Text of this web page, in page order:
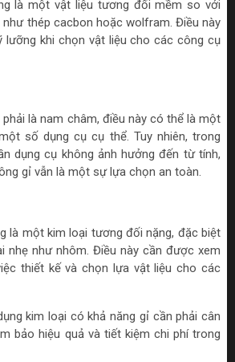
là một vật liệu tương đối mềm so với
thép cacbon hoặc wolfram. Điều này
lưỡng khi chọn vật liệu cho các công cụ
là nam châm, điều này có thể là một
số dụng cụ cụ thể. Tuy nhiên, trong
dụng cụ không ảnh hưởng đến từ tính,
gỉ vẫn là một sự lựa chọn an toàn.
là một kim loại tương đối nặng, đặc biệt
nhẹ như nhôm. Điều này cần được xem
thiết kế và chọn lựa vật liệu cho các
kim loại có khả năng gỉ cần phải cân
bảo hiệu quả và tiết kiệm chi phí trong